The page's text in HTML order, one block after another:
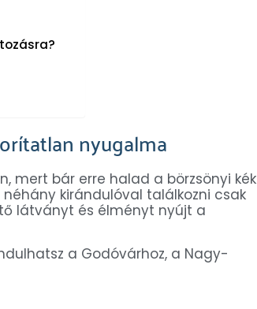
nyugalma
mert bár erre halad a börzsönyi kék
kirándulóval találkozni csak
látványt és élményt nyújt a
a Godóvárhoz, a Nagy-